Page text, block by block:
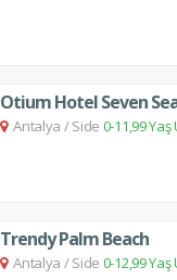
Antalya /Side 0-11,99
Trendy Palm Beach
Antalya /Side 0-12,99